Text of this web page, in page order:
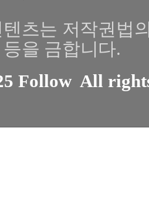
츠는 저작권법
을 금합니다.
Follow All